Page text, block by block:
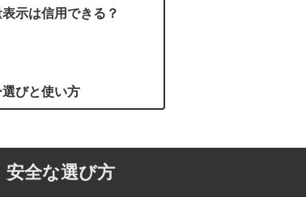
示は信用できる？
びと使い方
全な選び方